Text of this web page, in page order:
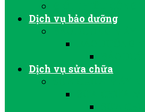
Dịch vụ bảo dưỡng
Dịch vụ sửa chữa